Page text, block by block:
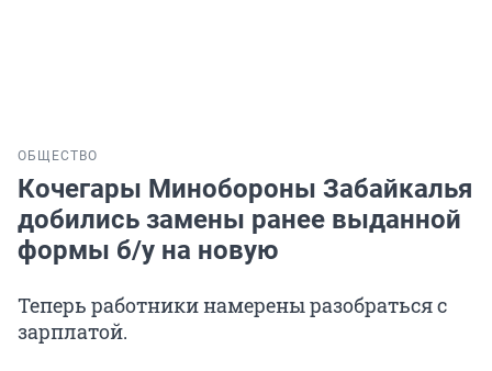
ОБЩЕСТВО
Кочегары Минобороны Забайкалья
добились замены ранее выданной
формы б/у на новую
Теперь работники намерены разобраться с
зарплатой.